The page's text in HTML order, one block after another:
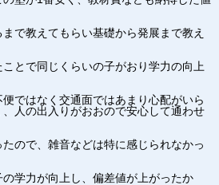
で教えてもらい基礎から発展まで教え
とで同じくらいの子がおり学力の向上
ではなく交通面ではあまり心配がいら
人の出入りがおおので安心して通わせ
ので、雑音などは特に感じられなかっ
学力が向上し、偏差値が上がったか